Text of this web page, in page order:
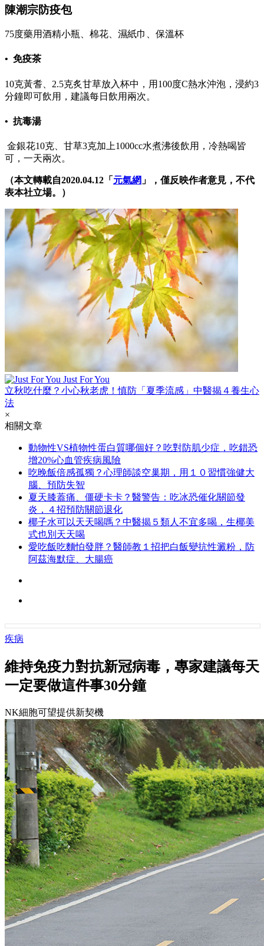
陳潮宗防疫包
75度藥用酒精小瓶、棉花、濕紙巾、保溫杯
• 免疫茶
10克黃耆、2.5克炙甘草放入杯中，用100度C熱水沖泡，浸約3
分鐘即可飲用，建議每日飲用兩次。
• 抗毒湯
金銀花10克、甘草3克加上1000cc水煮沸後飲用，冷熱喝皆
可，一天兩次。
（本文轉載自2020.04.12「 元氣網 」，僅反映作者意見，不代
表本社立場。）
Just For You
立秋吃什麼？小心秋老虎！慎防「夏季流感」中醫揭４養生心
法
×
相關文章
動物性VS植物性蛋白質哪個好？吃對防肌少症，吃錯恐
增20%心血管疾病風險
吃晚飯倍感孤獨？心理師談空巢期，用１０習慣強健大
腦、預防失智
夏天膝蓋痛、僵硬卡卡？醫警告：吃冰恐催化關節發
炎，４招預防關節退化
椰子水可以天天喝嗎？中醫揭５類人不宜多喝，生椰美
式也別天天喝
愛吃飯吃麵怕發胖？醫師教１招把白飯變抗性澱粉，防
阿茲海默症、大腸癌
疾病
維持免疫力對抗新冠病毒，專家建議每天
一定要做這件事30分鐘
NK細胞可望提供新契機